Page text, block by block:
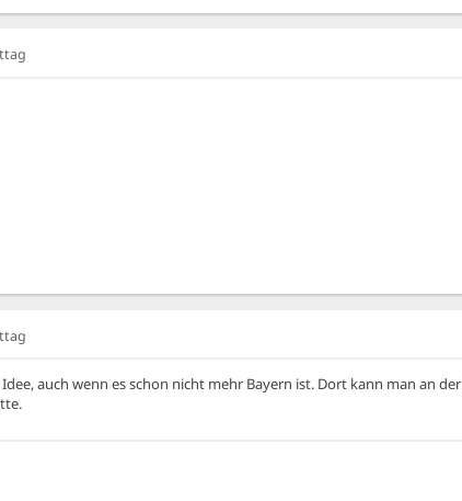
auch wenn es schon nicht mehr Bayern ist. Dort kann man an